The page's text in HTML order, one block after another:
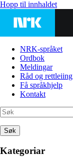
Hopp til innhaldet
NRK-språket
Ordbok
Meldingar
Råd og rettleiing
Få språkhjelp
Kontakt
Søk
Kategoriar